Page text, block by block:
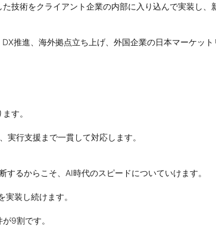
技術をクライアント企業の内部に入り込んで実装し、
推進、海外拠点立ち上げ、外国企業の日本マーケット
す。
行支援まで一貫して対応します。
るからこそ、AI時代のスピードについていけます。
装し続けます。
9割です。